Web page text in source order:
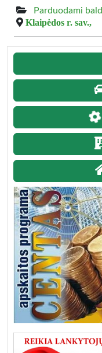
Parduodami
Klaipėdos r. sav.,